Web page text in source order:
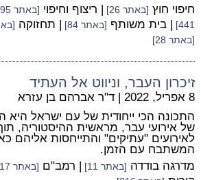
חיפוי חוץ [באתר 26] | ריצוף וחיפוי [באתר 195]
441]
| בית משותף [באתר 84] | תחזוקה
[באתר 28]
זיכרון העבר, וניווט אל העתיד
8 אפריל, 2022 | ד"ר אברהם בן עזרא
התכונה הכי ייחודית של עם ישראל היא
של אירועי עבר, מראשית ההיסטוריה,
לאירועים "עתיקים" והתייחסות אליהם
המשתבח עם הזמן.
מדרגה בודדה [באתר 11] | רמב"ם [באתר 17]